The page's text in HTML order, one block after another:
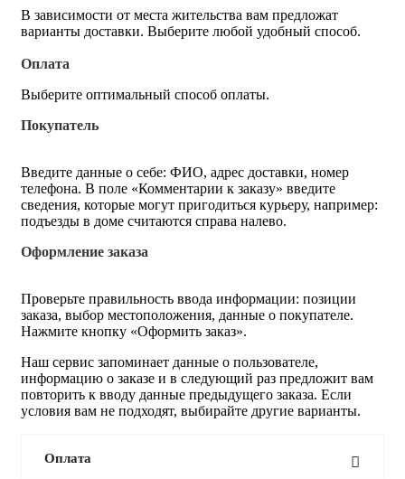
В зависимости от места жительства вам предложат
варианты доставки. Выберите любой удобный способ.
Оплата
Выберите оптимальный способ оплаты.
Покупатель
Введите данные о себе: ФИО, адрес доставки, номер
телефона. В поле «Комментарии к заказу» введите
сведения, которые могут пригодиться курьеру, например:
подъезды в доме считаются справа налево.
Оформление заказа
Проверьте правильность ввода информации: позиции
заказа, выбор местоположения, данные о покупателе.
Нажмите кнопку «Оформить заказ».
Наш сервис запоминает данные о пользователе,
информацию о заказе и в следующий раз предложит вам
повторить к вводу данные предыдущего заказа. Если
условия вам не подходят, выбирайте другие варианты.
Оплата